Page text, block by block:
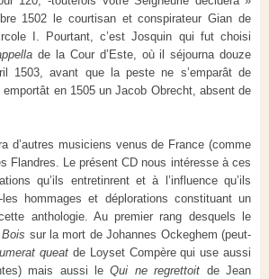
1502 le courtisan et conspirateur Gian de
I. Pourtant, c’est Josquin qui fut choisi
de la Cour d’Este, où il séjourna douze
1503, avant que la peste ne s’emparât de
emportât en 1505 un Jacob Obrecht, absent de
d’autres musiciens venus de France (comme
Flandres. Le présent CD nous intéresse à ces
qu’ils entretinrent et à l’influence qu’ils
hommages et déplorations constituant un
anthologie. Au premier rang desquels le
sur la mort de Johannes Ockeghem (peut-
queat de Loyset Compère qui use aussi
mais aussi leQui ne regrettoit de Jean